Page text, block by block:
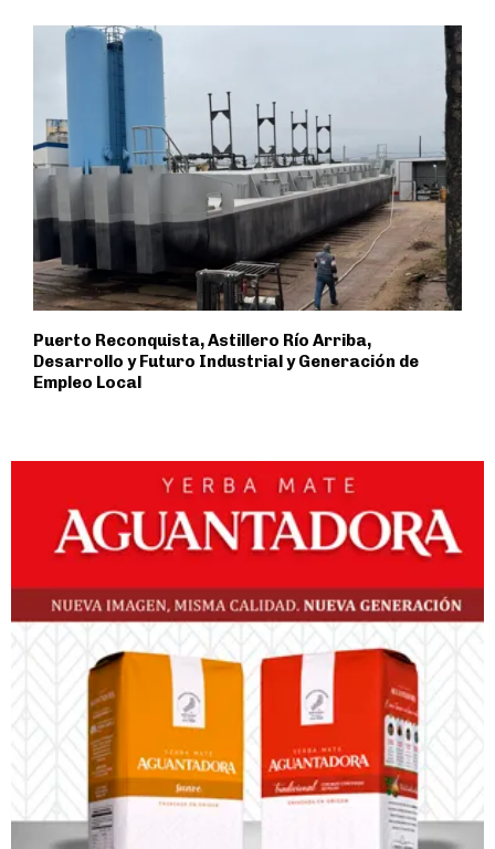
Puerto Reconquista, Astillero Río Arriba,
Desarrollo y Futuro Industrial y Generación de
Empleo Local